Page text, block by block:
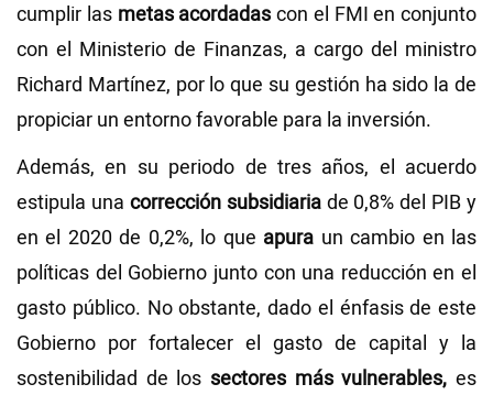
cumplir las metas acordadas con el FMI en conjunto
con el Ministerio de Finanzas, a cargo del ministro
Richard Martínez, por lo que su gestión ha sido la de
propiciar un entorno favorable para la inversión.
Además, en su periodo de tres años, el acuerdo
estipula una corrección subsidiariade 0,8% del PIB y
en el 2020 de 0,2%, lo que apura un cambio en las
políticas del Gobierno junto con una reducción en el
gasto público. No obstante, dado el énfasis de este
Gobierno por fortalecer el gasto de capital y la
sostenibilidad de los sectores más vulnerables, es